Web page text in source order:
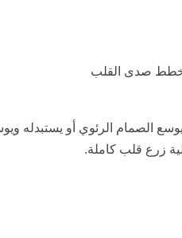
، مخطط صدى القلب
الصمام الرئوي أو يستبدله
زرع قلب كاملة.